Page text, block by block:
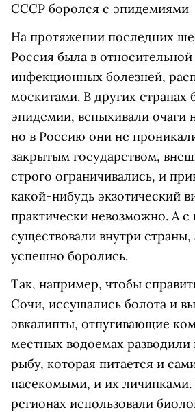
СССР боролся с эпидемиями
На протяжении последних
Россия была в
инфекционных болезней,
москитами. В других странах
эпидемии, вспыхивали очаги
но в Россию они не
закрытым государством,
строго ограничивались, и
какой-нибудь экзотический
практически невозможно. А
существовали внутри страны,
успешно боролись.
Так, например, чтобы
Сочи, иссушались болота и
эвкалипты, отпугивающие
местных водоемах
рыбу, которая питается и
насекомыми, и их личинками.
регионах использовали